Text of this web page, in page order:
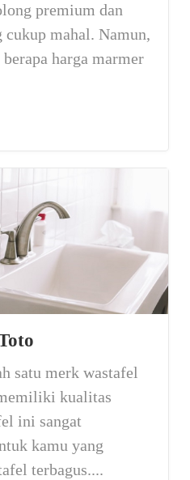
premium dan
mahal. Namun,
harga marmer
satu merk wastafel
kualitas
ini sangat
kamu yang
terbagus....